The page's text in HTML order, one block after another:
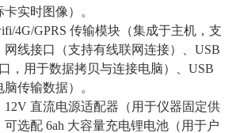
实时图像）。
4G/GPRS 传输模块（集成于主机，支
线接口（支持有线联网连接）、USB
，用于数据拷贝与连接电脑）、USB
传输数据）。
12V 直流电源适配器（用于仪器固定供
选配 6ah 大容量充电锂电池（用于户